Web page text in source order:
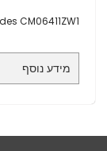
CM06411ZW1
מידע נוסף